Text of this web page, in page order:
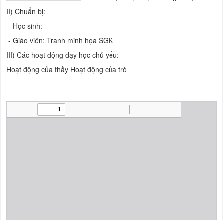
II) Chuẩn bị:
- Học sinh:
- Giáo viên: Tranh minh họa SGK
III) Các hoạt động dạy học chủ yếu:
Hoạt động của thầy Hoạt động của trò